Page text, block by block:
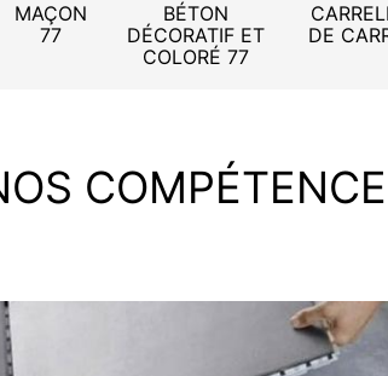
MAÇON
77
BÉTON
DÉCORATIF ET
COLORÉ 77
DE